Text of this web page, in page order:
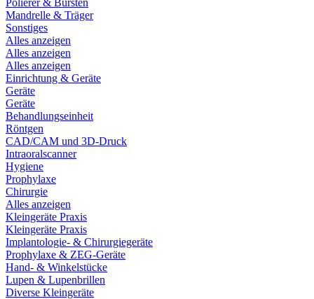
Polierer & Bürsten
Mandrelle & Träger
Sonstiges
Alles anzeigen
Alles anzeigen
Alles anzeigen
Einrichtung & Geräte
Geräte
Geräte
Behandlungseinheit
Röntgen
CAD/CAM und 3D-Druck
Intraoralscanner
Hygiene
Prophylaxe
Chirurgie
Alles anzeigen
Kleingeräte Praxis
Kleingeräte Praxis
Implantologie- & Chirurgiegeräte
Prophylaxe & ZEG-Geräte
Hand- & Winkelstücke
Lupen & Lupenbrillen
Diverse Kleingeräte